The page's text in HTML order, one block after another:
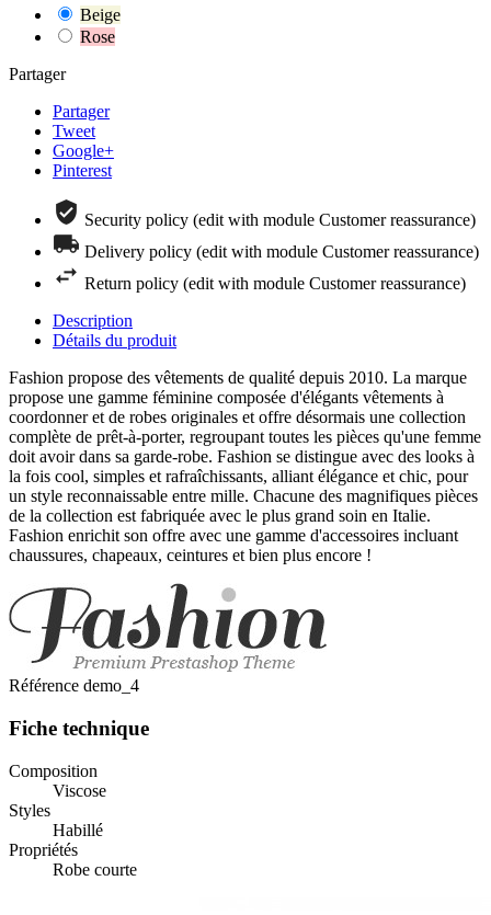
Beige
Rose
Partager
Partager
Tweet
Google+
Pinterest
Security policy (edit with module Customer reassurance)
Delivery policy (edit with module Customer reassurance)
Return policy (edit with module Customer reassurance)
Description
Détails du produit
Fashion propose des vêtements de qualité depuis 2010. La marque
propose une gamme féminine composée d'élégants vêtements à
coordonner et de robes originales et offre désormais une collection
complète de prêt-à-porter, regroupant toutes les pièces qu'une femme
doit avoir dans sa garde-robe. Fashion se distingue avec des looks à
la fois cool, simples et rafraîchissants, alliant élégance et chic, pour
un style reconnaissable entre mille. Chacune des magnifiques pièces
de la collection est fabriquée avec le plus grand soin en Italie.
Fashion enrichit son offre avec une gamme d'accessoires incluant
chaussures, chapeaux, ceintures et bien plus encore !
Référence demo_4
Fiche technique
Composition
Viscose
Styles
Habillé
Propriétés
Robe courte